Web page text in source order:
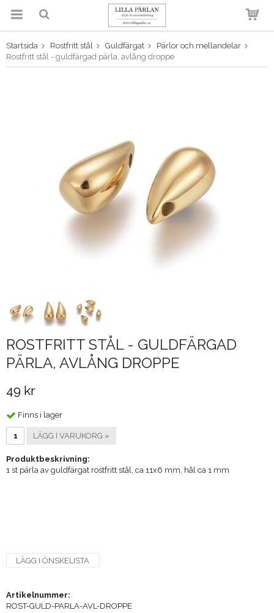
Produkten har blivit tillagd i
varukorgen
Startsida Rostfritt stål Guldfärgat
Pärlor och mellandelar
Rostfritt stål - guldfärgad pärla, avlång droppe
ROSTFRITT STÅL - GULDFÄRGAD
PÄRLA, AVLÅNG DROPPE
49 kr
Finns i lager
LÄGG I VARUKORG »
Produktbeskrivning:
1 st pärla av guldfärgat rostfritt stål, ca 11x6 mm, hål ca 1 mm
LÄGG I ÖNSKELISTA
Artikelnummer:
ROST-GULD-PARLA-AVL-DROPPE